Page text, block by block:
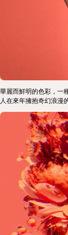
華麗而鮮明的色彩，一
人在來年擁抱奇幻浪漫